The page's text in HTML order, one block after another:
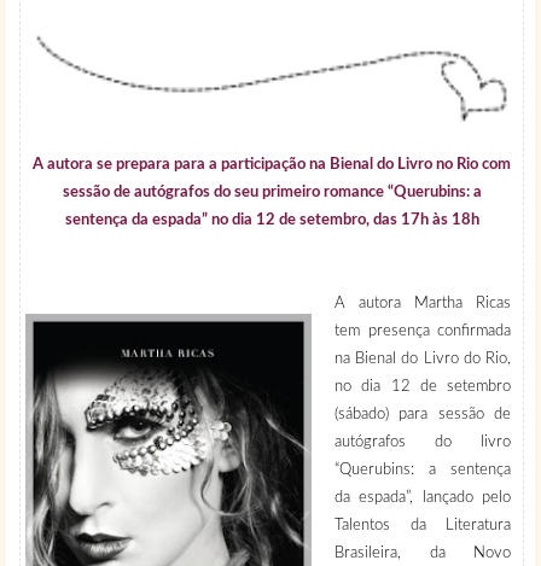
A autora se prepara para a participação na Bienal do Livro no Rio com
sessão de autógrafos do seu primeiro romance “Querubins: a
sentença da espada” no dia 12 de setembro, das 17h às 18h
A autora Martha Ricas
tem presença confirmada
na Bienal do Livro do Rio,
no dia 12 de setembro
(sábado) para sessão de
autógrafos do livro
“Querubins: a sentença
da espada”, lançado pelo
Talentos da Literatura
Brasileira, da Novo